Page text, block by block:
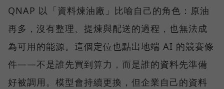
QNAP 以「資料煉油廠」比喻自己的角色：原油
再多，沒有整理、提煉與配送的過程，也無法成
為可用的能源。這個定位也點出地端 AI 的競賽條
件——不是誰先買到算力，而是誰的資料先準備
好被調用。模型會持續更換，但企業自己的資料